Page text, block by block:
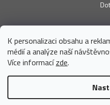
K personalizaci obsahu a
médií a analýze naší
Více informacízde.
Náměstí Míru
+420
(Po -